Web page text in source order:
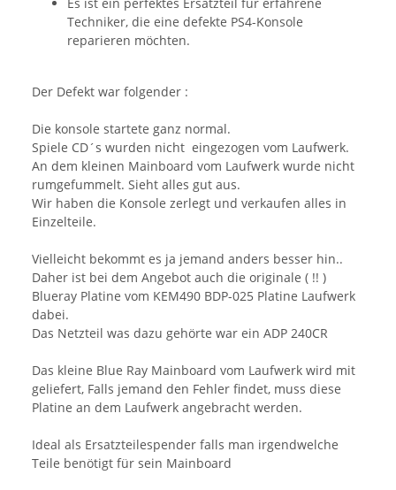
Techniker, die eine defekte PS4-Konsole
reparieren möchten.
Der Defekt war folgender :
Die konsole startete ganz normal.
Spiele CD´s wurden nicht eingezogen vom Laufwerk.
An dem kleinen Mainboard vom Laufwerk wurde nicht
rumgefummelt. Sieht alles gut aus.
Wir haben die Konsole zerlegt und verkaufen alles in
Einzelteile.
Vielleicht bekommt es ja jemand anders besser hin..
Daher ist bei dem Angebot auch die originale ( !! )
Blueray Platine vom KEM490 BDP-025 Platine Laufwerk
dabei.
Das Netzteil was dazu gehörte war ein ADP 240CR
Das kleine Blue Ray Mainboard vom Laufwerk wird mit
geliefert, Falls jemand den Fehler findet, muss diese
Platine an dem Laufwerk angebracht werden.
Ideal als Ersatzteilespender falls man irgendwelche
Teile benötigt für sein Mainboard